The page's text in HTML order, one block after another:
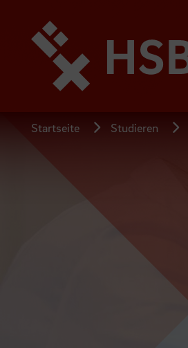
Seiteninhalt
springen
Startseite Studieren